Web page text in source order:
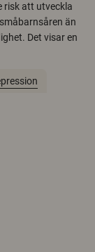
risk att utveckla
än
Det visar en